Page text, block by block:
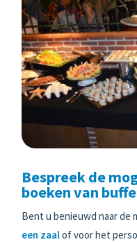
Bespreek de
boeken van
Bent u benieuwd naar de
een zaalof voor het